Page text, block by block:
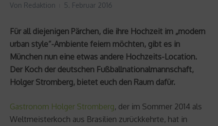
Von Redaktion 5. Februar 2016
Für all diejenigen Pärchen, die ihre Hochzeit im „modern
urban style“-Ambiente feiern möchten, gibt es in
München nun eine etwas andere Hochzeits-Location.
Der Koch der deutschen Fußballnationalmannschaft,
Holger Stromberg, bietet euch den Raum dafür.
Gastronom Holger Stromberg, der im Sommer 2014 als
Weltmeisterkoch aus Brasilien zurückkehrte, hat in